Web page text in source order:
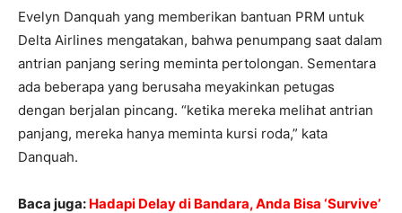
Evelyn Danquah yang memberikan bantuan PRM untuk
Delta Airlines mengatakan, bahwa penumpang saat dalam
antrian panjang sering meminta pertolongan. Sementara
ada beberapa yang berusaha meyakinkan petugas
dengan berjalan pincang. “ketika mereka melihat antrian
panjang, mereka hanya meminta kursi roda,” kata
Danquah.
Baca juga: Hadapi Delay di Bandara, Anda Bisa ‘Survive’